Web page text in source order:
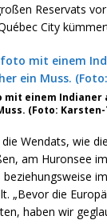
Reservats
City
mit einem Indianer
(Foto:
Wendats, wie
am Huronsee
„Bevor die
haben wir